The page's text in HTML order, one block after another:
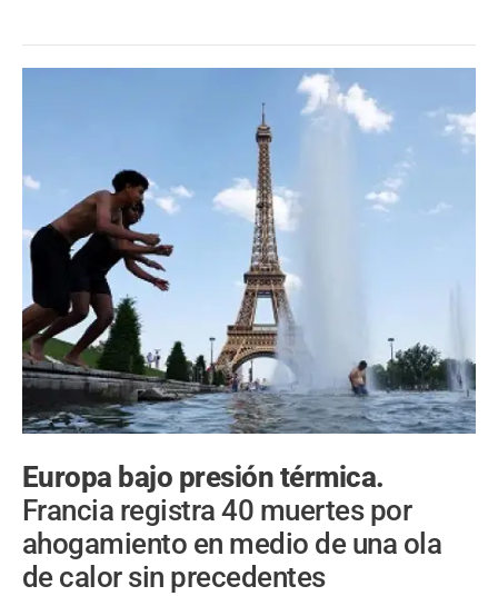
Europa bajo presión térmica.
Francia registra 40 muertes por
ahogamiento en medio de una ola
de calor sin precedentes